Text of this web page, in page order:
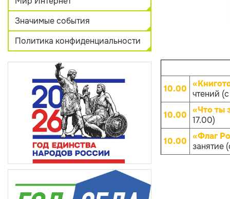
Значимые события
Политика конфиденциальности
10.00 чтений
10.00 «Что ты
17.00)
10.00 «Флаг
занятие